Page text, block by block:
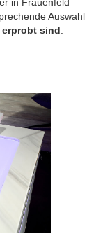
Auswahl
erprobt sind